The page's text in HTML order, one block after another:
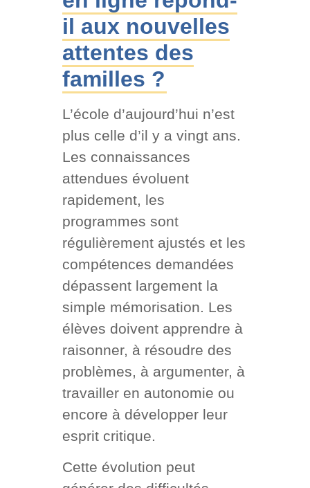
il aux nouvelles
attentes des
familles ?
L’école d’aujourd’hui n’est
plus celle d’il y a vingt ans.
Les connaissances
attendues évoluent
rapidement, les
programmes sont
régulièrement ajustés et les
compétences demandées
dépassent largement la
simple mémorisation. Les
élèves doivent apprendre à
raisonner, à résoudre des
problèmes, à argumenter, à
travailler en autonomie ou
encore à développer leur
esprit critique.
Cette évolution peut